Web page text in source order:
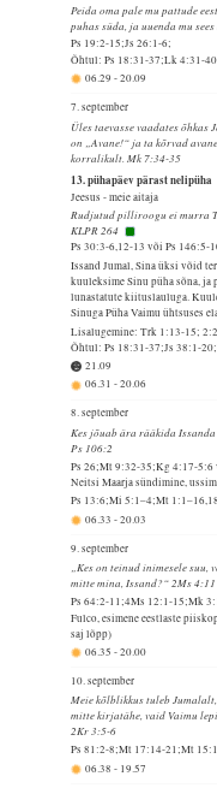
Peida oma pale mu pattude
puhas süda, ja uuenda mu
Ps 19:2-15;Js 26:1-6;
Õhtul: Ps 18:31-37;Lk 4:31-40
06.29-20.09
7. september
Üles taevasse vaadates õhkas
on „Avane!“ ja ta kõrvad
korralikult. Mk 7:34-35
13. pühapäev pärast nelipüha
Jeesus - meie aitaja
Rudjutud pilliroogu ei murra
KLPR 264
Ps 30:3-6,12-13 või Ps
Issand Jumal, Sina üksi võid
kuuleksime Sinu püha sõna, ja
lunastatute kiituslauluga.
Sinuga Püha Vaimu ühtsuses
Lisalugemine: Trk 1:13-15;
Õhtul: Ps 18:31-37;Js 38:1-
21.09
06.31-20.06
8. september
Kes jõuab ära rääkida
Ps 106:2
Ps 26;Mt 9:32-35;Kg 4:17-5:6
Neitsi Maarja sündimine,
Ps 13:6;Mi 5:1–4;Mt
06.33-20.03
9. september
„Kes on teinud inimesele suu,
mitte mina, Issand?“ 2Ms 4:11
Ps 64:2-11;4Ms 12:1-15;Mk
Fulco, esimene eestlaste
saj lõpp)
06.35-20.00
10. september
Meie kõlblikkus tuleb
mitte kirjatähe, vaid Vaimu
2Kr 3:5-6
Ps 81:2-8;Mt 17:14-21;Mt
06.38- 19.57